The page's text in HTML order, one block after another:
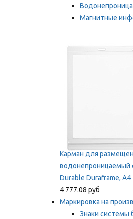
Магнитные
Карман для
водонепроницаемый
Durable Duraframe, А4
4 777.08 руб
Маркировка на
Знаки системы